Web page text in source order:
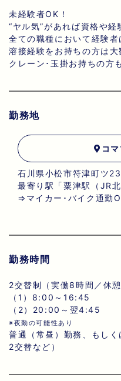
未経験者OK！
“ヤル気”があれば資格や経
全ての職種において経験者
溶接経験をお持ちの方は
クレーン･玉掛お持ちの方
勤務地
コ
石川県小松市符津町ツ23
最寄り駅「粟津駅（JR
⇒マイカー･バイク通勤
勤務時間
2交替制（実働8時間／休憩
（1）8:00～16:45
（2）20:00～翌4:45
※夜勤の可能性あり
普通（常昼）勤務、もし
2交替など）